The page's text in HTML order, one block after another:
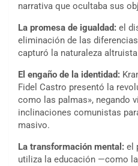
narrativa que ocultaba sus
La promesa de igualdad: el
eliminación de las
capturó la naturaleza
El engaño de la identidad:
Fidel Castro presentó la
como las palmas», negando
inclinaciones comunistas
masivo.
La transformación mental: el
utiliza la educación —como